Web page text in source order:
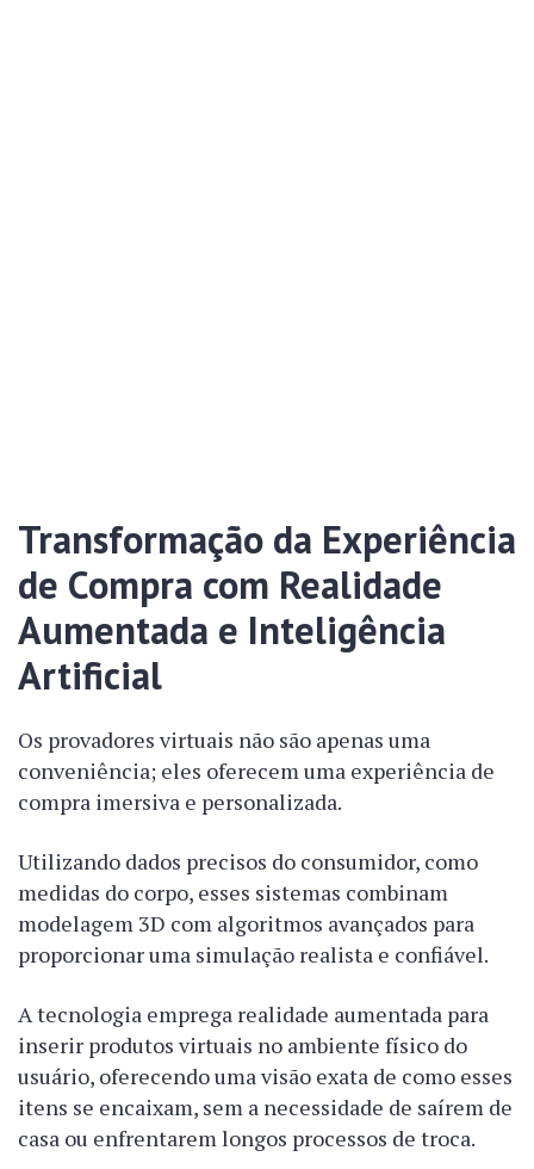
Transformação da Experiência
de Compra com Realidade
Aumentada e Inteligência
Artificial
Os provadores virtuais não são apenas uma
conveniência; eles oferecem uma experiência de
compra imersiva e personalizada.
Utilizando dados precisos do consumidor, como
medidas do corpo, esses sistemas combinam
modelagem 3D com algoritmos avançados para
proporcionar uma simulação realista e confiável.
A tecnologia emprega realidade aumentada para
inserir produtos virtuais no ambiente físico do
usuário, oferecendo uma visão exata de como esses
itens se encaixam, sem a necessidade de saírem de
casa ou enfrentarem longos processos de troca.